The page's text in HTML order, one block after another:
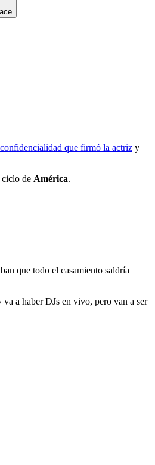
que firmó la actriz y
de América.
que todo el casamiento saldría
va a haber DJs en vivo, pero van a ser